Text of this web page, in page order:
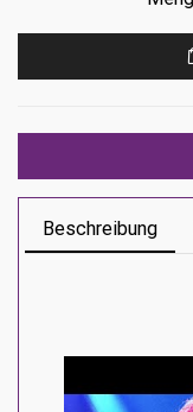
Beschreibung